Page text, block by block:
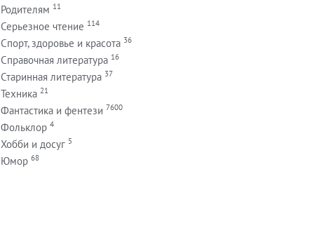
Родителям 11
Серьезное чтение 114
Спорт, здоровье и красота 36
Справочная литература 16
Старинная литература 37
Техника 21
Фантастика и фентези 7600
Фольклор 4
Хобби и досуг 5
Юмор 68